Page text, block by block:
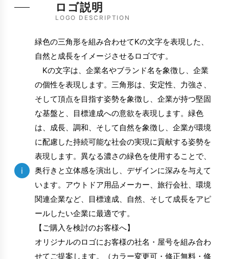
LOGO DESCRIPTION
ロゴ説明
i
緑色の三角形を組み合わせてKの文字を表現した、
自然と成長をイメージさせるロゴです。
Kの文字は、企業名やブランド名を象徴し、企業
の個性を表現します。三角形は、安定性、力強さ、
そして頂点を目指す姿勢を象徴し、企業が持つ堅固
な基盤と、目標達成への意欲を表現します。緑色
は、成長、調和、そして自然を象徴し、企業が環境
に配慮した持続可能な社会の実現に貢献する姿勢を
表現します。異なる濃さの緑色を使用することで、
奥行きと立体感を演出し、デザインに深みを与えて
います。アウトドア用品メーカー、旅行会社、環境
関連企業など、目標達成、自然、そして成長をアピ
ールしたい企業に最適です。
【ご購入を検討のお客様へ】
オリジナルのロゴにお客様の社名・屋号を組み合わ
せてご提案します。（カラー変更可・修正無料・修